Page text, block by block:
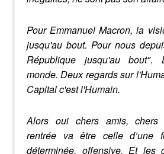
Pour Emmanuel Macron, la
jusqu'au bout. Pour nous
République jusqu'au bout".
monde. Deux regards sur
Capital c'est l'Humain.
Alors oui chers amis, chers
rentrée va être celle d’une
déterminée, offensive. Et les